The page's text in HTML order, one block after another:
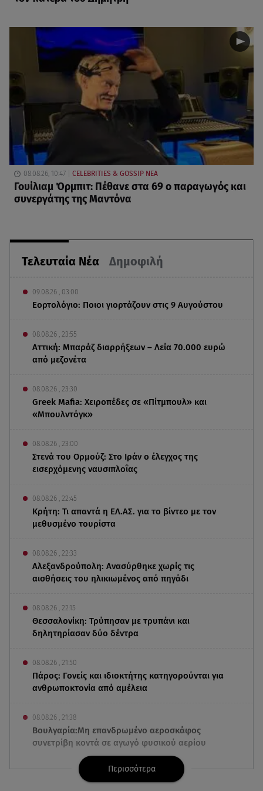
Τελευταία Νέα Δημοφιλή
09.08.26 , 03:00
Εορτολόγιο: Ποιοι γιορτάζουν στις 9 Αυγούστου
08.08.26 , 23:55
Αττική: Μπαράζ διαρρήξεων – Λεία 70.000 ευρώ
από μεζονέτα
08.08.26 , 23:30
Greek Mafia: Χειροπέδες σε «Πίτμπουλ» και
«Μπουλντόγκ»
08.08.26 , 23:00
Στενά του Ορμούζ: Στο Ιράν ο έλεγχος της
εισερχόμενης ναυσιπλοΐας
08.08.26 , 22:45
Κρήτη: Τι απαντά η ΕΛ.ΑΣ. για το βίντεο με τον
μεθυσμένο τουρίστα
08.08.26 , 22:33
Αλεξανδρούπολη: Ανασύρθηκε χωρίς τις
αισθήσεις του ηλικιωμένος από πηγάδι
08.08.26 , 22:15
Θεσσαλονίκη: Τρύπησαν με τρυπάνι και
δηλητηρίασαν δύο δέντρα
08.08.26 , 21:50
Πάρος: Γονείς και ιδιοκτήτης κατηγορούνται για
ανθρωποκτονία από αμέλεια
08.08.26 , 21:38
Βουλγαρία:Μη επανδρωμένο αεροσκάφος
συνετρίβη κοντά σε αγωγό φυσικού αερίου
Φωτιά στην Αττικοβοιωτία: Ενέργεια ίση με έξι
Περισσότερα
08.08.26, 10:47 CELEBRITIES & GOSSIP ΝΕΑ
Γουίλιαμ Όρμπιτ: Πέθανε στα 69 ο παραγωγός και
συνεργάτης της Μαντόνα